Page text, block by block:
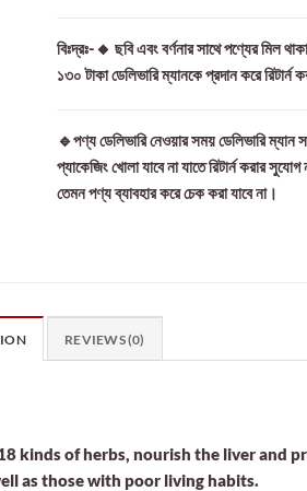
বিঃদ্রঃ-🔸 ছবি এবং বর্ণনার সাথে পণ্যের মিল
১৩০ টাকা ডেলিভারি ম্যানকে প্রদান করে রিটার্ন
🔹পণ্য ডেলিভারি নেওয়ার সময় ডেলিভারি ম্যান
প্যাকেজিং খোলা যাবে না যাতে রিটার্ন করার
তেমন পণ্য ব্যাবহার করে চেক করা যাবে না।
REVIEWS (0)
kinds of herbs, nourish the liver and
as those with poor living habits.